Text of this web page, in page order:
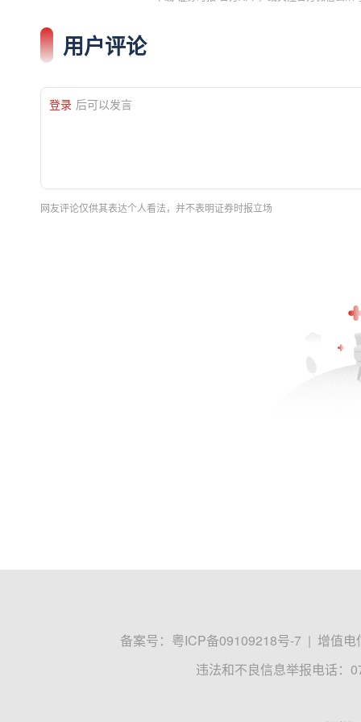
用户评论
登录 后可以发言
网友评论仅供其表达个人看法，并不表明证券时报立场
备案号： 粤ICP备09109218号-7 | 增值电
违法和不良信息举报电话：